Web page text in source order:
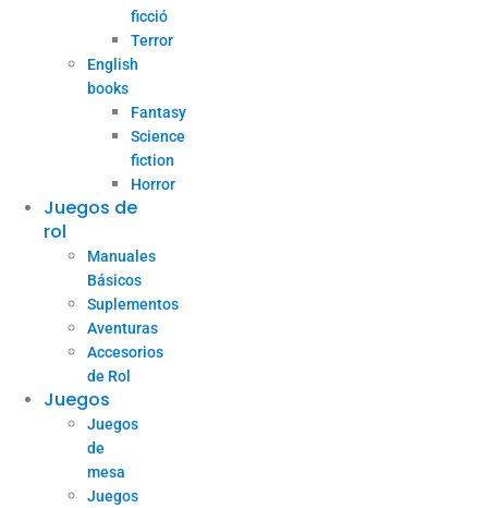
ficció
Terror
English
books
Fantasy
Science
fiction
Horror
Juegos de
rol
Manuales
Básicos
Suplementos
Aventuras
Accesorios
de Rol
Juegos
Juegos
de
mesa
Juegos